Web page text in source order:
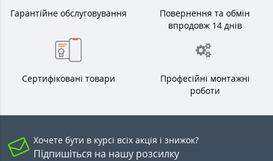
Гарантійне обслуговування
Повернення та обмін
впродовж 14 днів
Сертифіковані товари
Професійні монтажні
роботи
Хочете бути в курсі всіх акція і знижок?
Підпишіться на нашу розсилку